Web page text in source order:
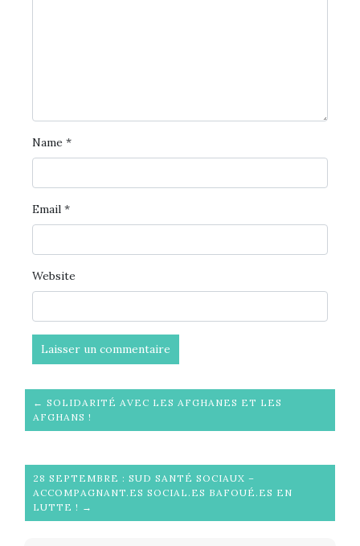
Name *
Email *
Website
← SOLIDARITÉ AVEC LES AFGHANES ET LES
AFGHANS !
28 SEPTEMBRE : SUD SANTÉ SOCIAUX –
ACCOMPAGNANT.ES SOCIAL.ES BAFOUÉ.ES EN
LUTTE ! →